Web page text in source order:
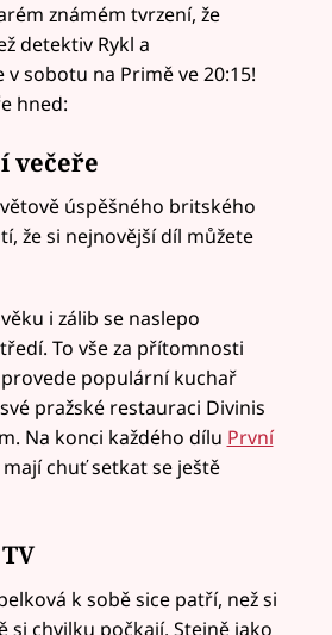
známém tvrzení, že
detektiv Rykl a
sobotu na Primě ve 20:15!
hned:
večeře
úspěšného britského
že si nejnovější díl můžete
i zálib se naslepo
To vše za přítomnosti
populární kuchař
pražské restauraci Divinis
Na konci každého dílu První
mají chuť setkat se ještě
k sobě sice patří, než si
si chvilku počkají. Stejně jako